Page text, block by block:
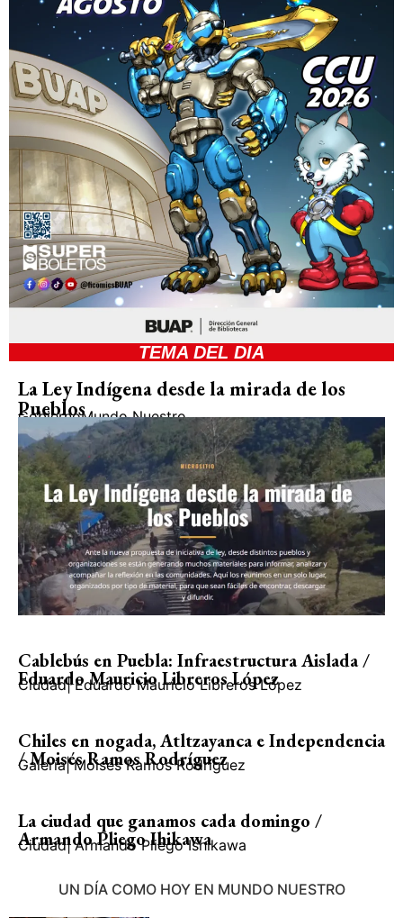
TEMA DEL DIA
La Ley Indígena desde la mirada de los
Pueblos
GobiernoMundo Nuestro
Cablebús en Puebla: Infraestructura Aislada /
Eduardo Mauricio Libreros López
Ciudad| Eduardo Mauricio Libreros López
Chiles en nogada, Atltzayanca e Independencia
/ Moisés Ramos Rodríguez
Galería| Moisés Ramos Rodríguez
La ciudad que ganamos cada domingo /
Armando Pliego Ihikawa
Ciudad| Armando Pliego Ishikawa
UN DÍA COMO HOY EN MUNDO NUESTRO